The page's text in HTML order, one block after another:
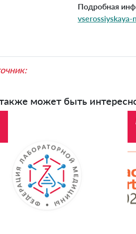
Подробная
может быть